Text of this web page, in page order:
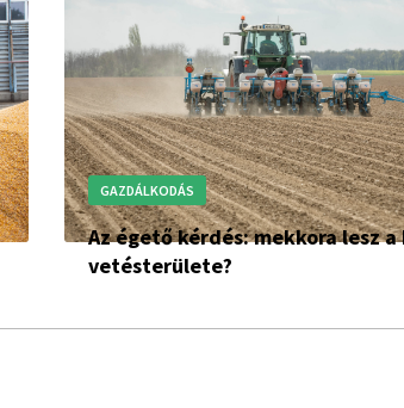
GAZDÁLKODÁS
Az égető kérdés: mekkora lesz
vetésterülete?